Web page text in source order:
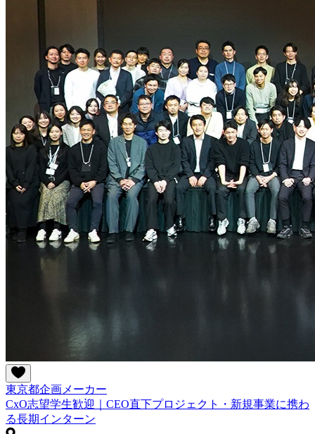
東京都企画 メーカー
CxO志望学生歓迎｜CEO直下プロジェクト・新規事業に携わ
る長期インターン